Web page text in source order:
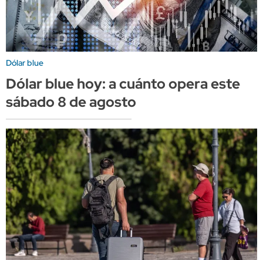
Dólar blue
Dólar blue hoy: a cuánto opera este
sábado 8 de agosto